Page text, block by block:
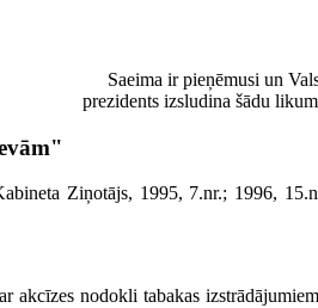
Saeima ir pieņēmusi un
prezidents izsludina šādu
Ziņotājs, 1995, 7.nr.; 1996,
akcīzes nodokli tabakas